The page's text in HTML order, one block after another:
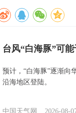
台风“白海豚”可
预计，“白海豚”逐渐向
沿海地区登陆。
中国天气网 2026-08-